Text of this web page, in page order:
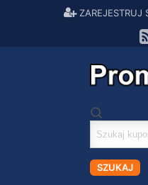
ZAREJESTRUJ
Szukaj
kuponów
SZUKAJ